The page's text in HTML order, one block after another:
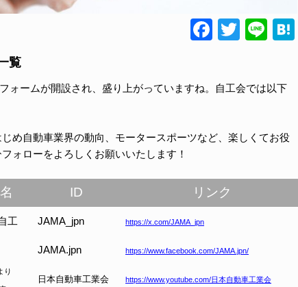
Facebook
Twitter
Line
覧
ォームが開設され、盛り上がっていますね。自工会では以下
め自動車業界の動向、モータースポーツなど、楽しくてお役
ォローをよろしくお願いいたします！
ID
リンク
工
り
JAMA_jpn https://x.com/JAMA_jpn
JAMA.jpn https://www.facebook.com/JAMA.jpn/
日本自動車工業会 https://www.youtube.com/日本自動車工業会